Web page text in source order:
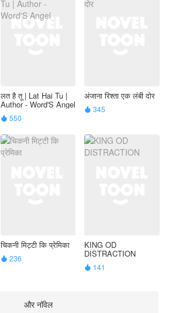
लत है तू | Lat Hai Tu |
Author - Word'S Angel
 550
अंजाना रिश्ता एक लंबी दोर
 345
चिकनी मिट्टी कि प्रेमिका
 236
KING OD
DISTRACTION
 141
और नॉवेल